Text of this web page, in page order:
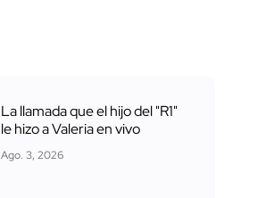
La llamada que el hijo del "R1"
le hizo a Valeria en vivo
Ago. 3, 2026